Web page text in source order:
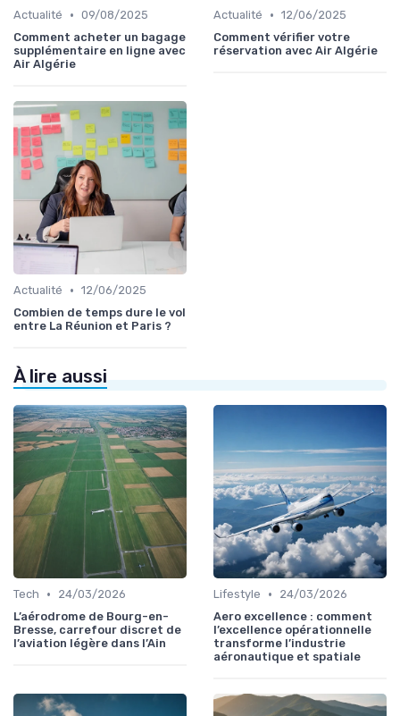
Actualité • 09/08/2025
Comment acheter un bagage
supplémentaire en ligne avec
Air Algérie
Actualité • 12/06/2025
Comment vérifier votre
réservation avec Air Algérie
Actualité • 12/06/2025
Combien de temps dure le vol
entre La Réunion et Paris ?
À lire aussi
Tech •
24/03/2026
L’aérodrome de Bourg-en-
Bresse, carrefour discret de
l’aviation légère dans l’Ain
Lifestyle •
24/03/2026
Aero excellence : comment
l’excellence opérationnelle
transforme l’industrie
aéronautique et spatiale